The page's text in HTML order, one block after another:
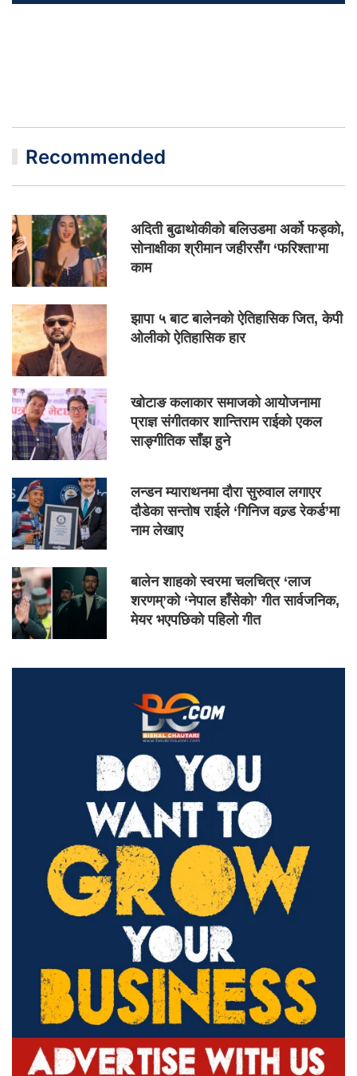
Recommended
अदिती बुढाथोकीको बलिउडमा अर्को फड्को,
सोनाक्षीका श्रीमान जहीरसँग ‘फरिश्ता’मा
काम
झापा ५ बाट बालेनको ऐतिहासिक जित, केपी
ओलीको ऐतिहासिक हार
खोटाङ कलाकार समाजको आयोजनामा
प्राज्ञ संगीतकार शान्तिराम राईको एकल
साङ्गीतिक साँझ हुने
लन्डन म्याराथनमा दौरा सुरुवाल लगाएर
दौडेका सन्तोष राईले ‘गिनिज वल्र्ड रेकर्ड’मा
नाम लेखाए
बालेन शाहको स्वरमा चलचित्र ‘लाज
शरणम्’को ‘नेपाल हाँसेको’ गीत सार्वजनिक,
मेयर भएपछिको पहिलो गीत